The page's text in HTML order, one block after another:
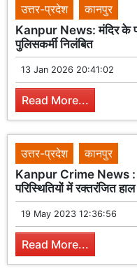
उत्तर-प्रदेश
कानपुर
Kanpur News: मंदिर के
पुलिसकर्मी निलंबित
13 Jan 2026 20:41:02
Read More...
उत्तर-प्रदेश
कानपुर
Kanpur Crime News :
परिस्थितियों में रक्तरंजित
19 May 2023 12:36:56
Read More...